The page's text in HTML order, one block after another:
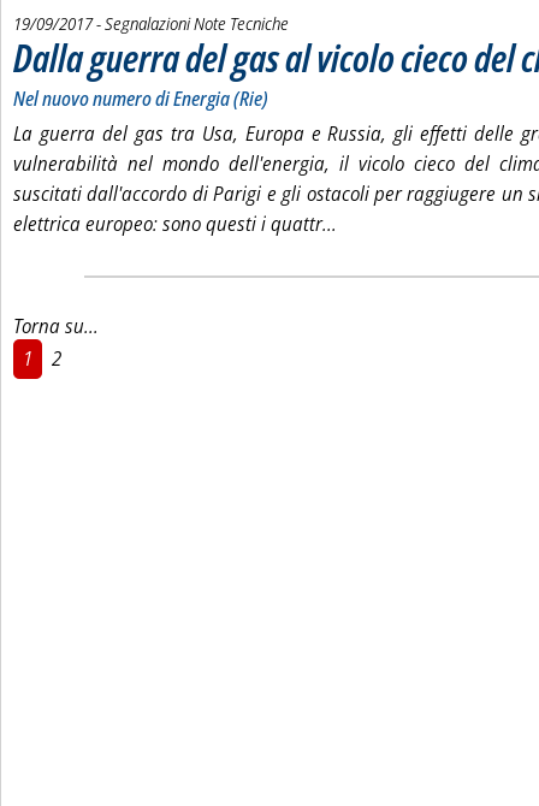
19/09/2017- Segnalazioni Note Tecniche
Dalla guerra del gas al vicolo cieco del
Nel nuovo numero di Energia (Rie)
La guerra del gas tra Usa, Europa e Russia, gli effetti delle
vulnerabilità nel mondo dell'energia, il vicolo cieco del
suscitati dall'accordo di Parigi e gli ostacoli per raggiugere un
elettrica europeo: sono questi i quattr...
Torna su...
1
2